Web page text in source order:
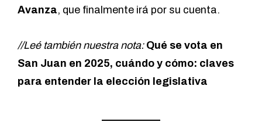
Avanza, que finalmente irá por su cuenta.
//Leé también nuestra nota:Qué se vota en
San Juan en 2025, cuándo y cómo: claves
para entender la elección legislativa